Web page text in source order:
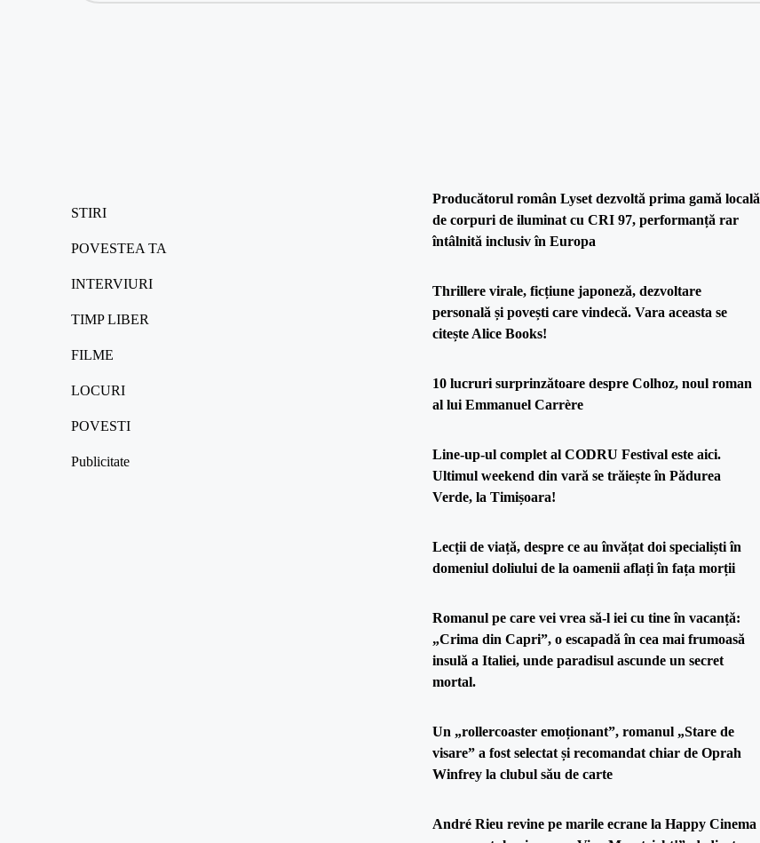
STIRI
POVESTEA TA
INTERVIURI
TIMP LIBER
FILME
LOCURI
POVESTI
Publicitate
Producătorul român Lyset dezvoltă prima gamă locală
de corpuri de iluminat cu CRI 97, performanță rar
întâlnită inclusiv în Europa
Thrillere virale, ficțiune japoneză, dezvoltare
personală și povești care vindecă. Vara aceasta se
citește Alice Books!
10 lucruri surprinzătoare despre Colhoz, noul roman
al lui Emmanuel Carrère
Line-up-ul complet al CODRU Festival este aici.
Ultimul weekend din vară se trăiește în Pădurea
Verde, la Timișoara!
Lecții de viață, despre ce au învățat doi specialiști în
domeniul doliului de la oamenii aflați în fața morții
Romanul pe care vei vrea să-l iei cu tine în vacanță:
„Crima din Capri”, o escapadă în cea mai frumoasă
insulă a Italiei, unde paradisul ascunde un secret
mortal.
Un „rollercoaster emoționant”, romanul „Stare de
visare” a fost selectat și recomandat chiar de Oprah
Winfrey la clubul său de carte
André Rieu revine pe marile ecrane la Happy Cinema